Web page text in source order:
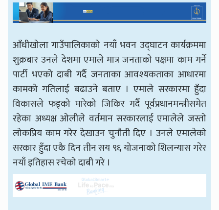
आँधीखोला गाउँपालिकाको नयाँ भवन उद्घाटन कार्यक्रममा
शुक्रबार उनले देशमा एमाले मात्र जनताको पक्षमा काम गर्ने
पार्टी भएको दाबी गर्दै जनताका आवश्यकताका आधारमा
कामको गतिलाई बढाउने बताए । एमाले सरकारमा हुँदा
विकासले फड्को मारेको जिकिर गर्दै पूर्वप्रधानमन्त्रीसमेत
रहेका अध्यक्ष ओलीले वर्तमान सरकारलाई एमालेले जस्तो
लोकप्रिय काम गरेर देखाउन चुनौती दिए । उनले एमालेको
सरकार हुँदा एकै दिन तीन सय ९६ योजनाको शिलन्यास गरेर
नयाँ इतिहास रचेको दाबी गरे ।